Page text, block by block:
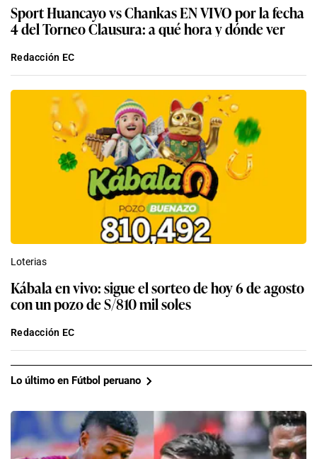
Sport Huancayo vs Chankas EN VIVO por la fecha
4 del Torneo Clausura: a qué hora y dónde ver
Redacción EC
Loterias
Kábala en vivo: sigue el sorteo de hoy 6 de agosto
con un pozo de S/810 mil soles
Redacción EC
Lo último en Fútbol peruano